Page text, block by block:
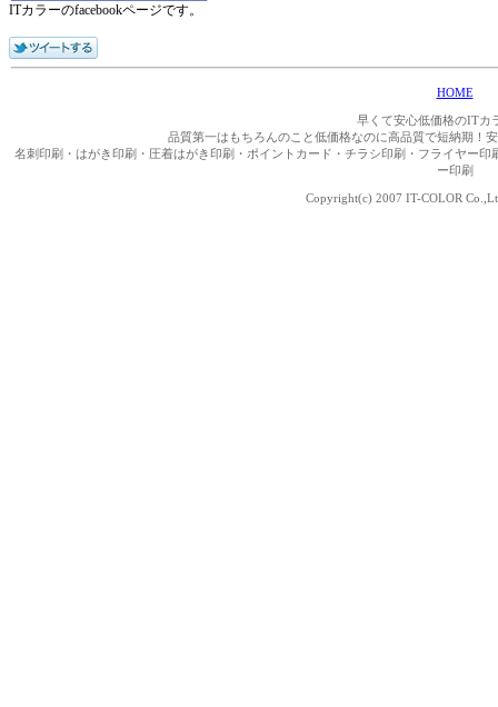
ITカラーのfacebookページです。
HOME
早くて安心低価格のITカ
品質第一はもちろんのこと低価格なのに高品質で短納期！
名刺印刷・はがき印刷・圧着はがき印刷・ポイントカード・チラシ印刷・フライヤー
ー印刷
Copyright(c) 2007 IT-COLOR